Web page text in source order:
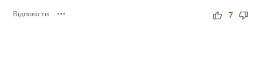
Відповісти ••• thumb_up thumb_down
7